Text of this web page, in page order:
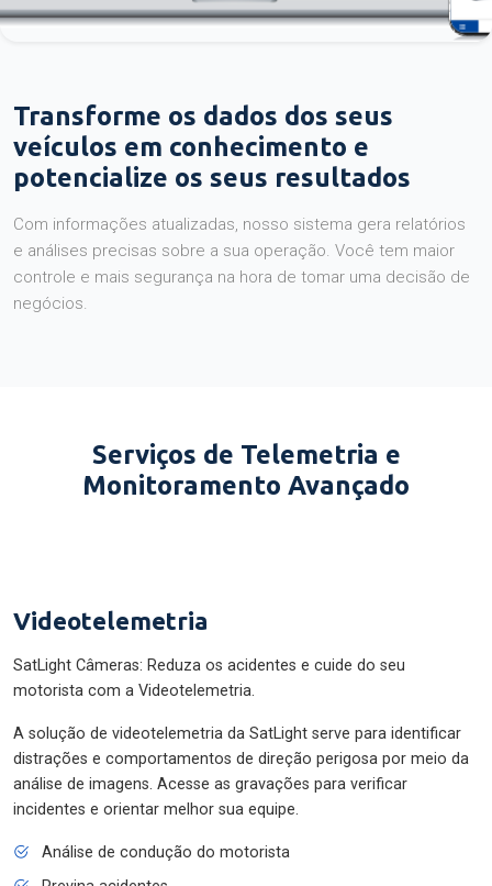
Transforme os dados dos seus
veículos em conhecimento e
potencialize os seus resultados
Com informações atualizadas, nosso sistema gera relatórios
e análises precisas sobre a sua operação. Você tem maior
controle e mais segurança na hora de tomar uma decisão de
negócios.
Serviços de Telemetria e
Monitoramento Avançado
Videotelemetria
SatLight Câmeras: Reduza os acidentes e cuide do seu
motorista com a Videotelemetria.
A solução de videotelemetria da SatLight serve para identificar
distrações e comportamentos de direção perigosa por meio da
análise de imagens. Acesse as gravações para verificar
incidentes e orientar melhor sua equipe.
Análise de condução do motorista